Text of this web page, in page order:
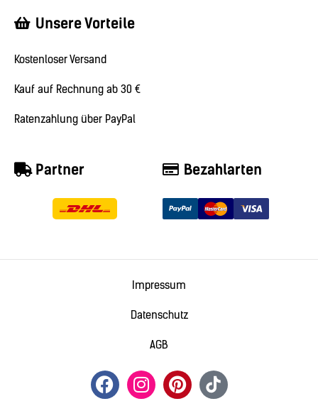
Unsere Vorteile
Bezahlarten
Partner
Kostenloser Versand
Kauf auf Rechnung ab 30 €
Ratenzahlung über PayPal
Impressum
Datenschutz
AGB